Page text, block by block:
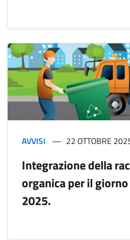
AVVISI 22 OTTOBRE
Integrazione della
organica per il
2025.